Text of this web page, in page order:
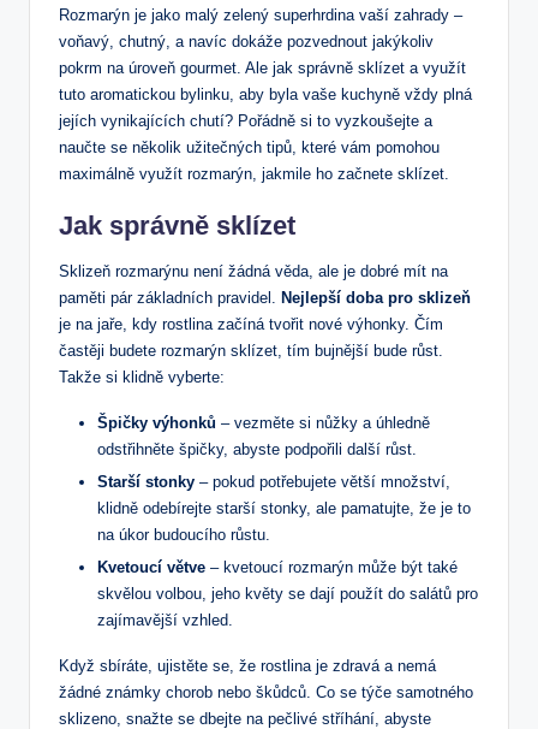
Rozmarýn je jako malý zelený superhrdina vaší zahrady –
voňavý, chutný, a navíc dokáže pozvednout jakýkoliv
pokrm na úroveň gourmet. Ale jak správně sklízet a využít
tuto aromatickou bylinku, aby byla vaše kuchyně vždy plná
jejích vynikajících chutí? Pořádně si to vyzkoušejte a
naučte se několik užitečných tipů, které vám pomohou
maximálně využít rozmarýn, jakmile ho začnete sklízet.
Jak správně sklízet
Sklizeň rozmarýnu není žádná věda, ale je dobré mít na
paměti pár základních pravidel. Nejlepší doba pro sklizeň
je na jaře, kdy rostlina začíná tvořit nové výhonky. Čím
častěji budete rozmarýn sklízet, tím bujnější bude růst.
Takže si klidně vyberte:
Špičky výhonků – vezměte si nůžky a úhledně
odstřihněte špičky, abyste podpořili další růst.
Starší stonky – pokud potřebujete větší množství,
klidně odebírejte starší stonky, ale pamatujte, že je to
na úkor budoucího růstu.
Kvetoucí větve – kvetoucí rozmarýn může být také
skvělou volbou, jeho květy se dají použít do salátů pro
zajímavější vzhled.
Když sbíráte, ujistěte se, že rostlina je zdravá a nemá
žádné známky chorob nebo škůdců. Co se týče samotného
sklizeno, snažte se dbejte na pečlivé stříhání, abyste